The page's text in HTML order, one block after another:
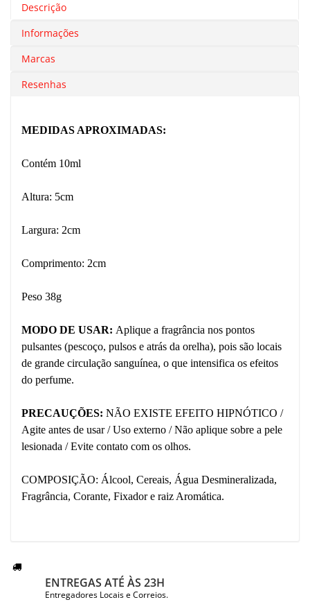
Descrição
Informações
Marcas
Resenhas
MEDIDAS APROXIMADAS:
Contém 10ml
Altura: 5cm
Largura: 2cm
Comprimento: 2cm
Peso 38g
MODO DE USAR: Aplique a fragrância nos pontos
pulsantes (pescoço, pulsos e atrás da orelha), pois são locais
de grande circulação sanguínea, o que intensifica os efeitos
do perfume.
PRECAUÇÕES: NÃO EXISTE EFEITO HIPNÓTICO /
Agite antes de usar / Uso externo / Não aplique sobre a pele
lesionada / Evite contato com os olhos.
COMPOSIÇÃO: Álcool, Cereais, Água Desmineralizada,
Fragrância, Corante, Fixador e raiz Aromática.
ENTREGAS ATÉ ÀS 23H
Entregadores Locais e Correios.